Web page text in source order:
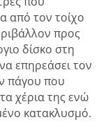
από τον τοίχο
προς
δίσκο στη
επηρεάσει τον
πάγου που
χέρια της ενώ
κατακλυσμό.